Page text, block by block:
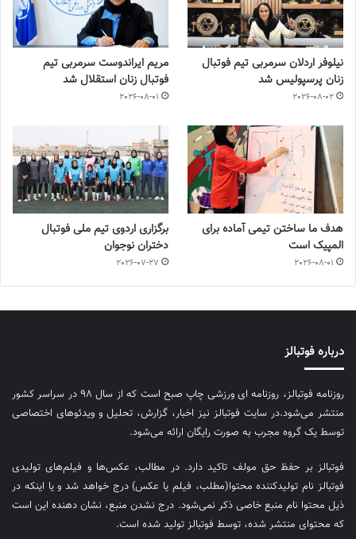
نیلوفر اردلان سرمربی تیم فوتبال
زنان پرسپولیس شد
2026-08-02
مریم ایراندوست سرمربی تیم
فوتبال زنان استقلال شد
2026-08-01
هدف ما ساختن تیمی آماده برای
المپیک است
2026-08-01
برگزاری اردوی تیم ملی فوتبال
دختران نوجوان
2026-07-27
درباره فوتبالز
روزنامه فوتبالز، روزنامه ای ورزشی چاپ صبح است که از سال ۹۸ در سراسر کشور
منتشر می‌شود.در سایت فوتبالز نیز اخبار، گزارش، تحلیل و ویدئوهای اختصاصی
توسط یک گروه مجرب به صورت رایگان ارائه می‌شود.
فوتبالز بر حفظ حق مولف تاکید دارد. در مطالب، عکس‌ها و فیلم‌های تولیدی
فوتبالز نام تولیدکننده محتوا(مطلب، فیلم یا عکس) درج خواهد شد و یا اینکه در
ذیل محتوا نام منبع خاصی ذکر نمی‌‎شود. درج نشدن منبع، نشان دهنده این است
که محتوای منتشر شده، توسط فوتبالز تولید شده است.